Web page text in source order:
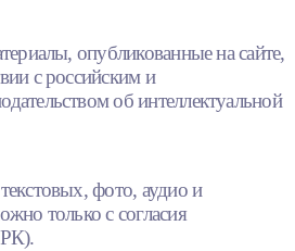
опубликованные на сайте,
с российским и
об интеллектуальной
фото, аудио и
только с согласия